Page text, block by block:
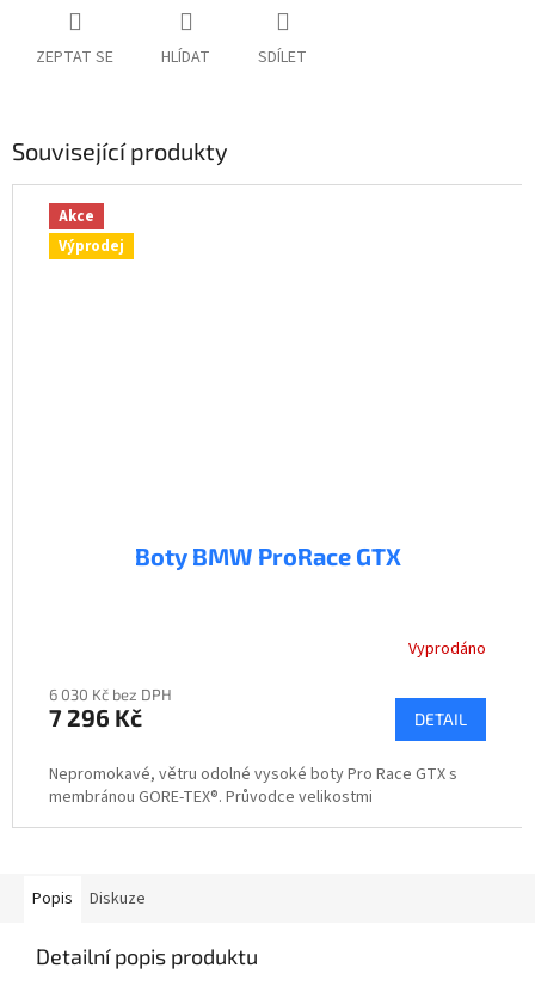
ZEPTAT SE HLÍDAT SDÍLET
Související produkty
Akce
Výprodej
Boty BMW ProRace GTX
Vyprodáno
6 030 Kč bez DPH
7 296 Kč DETAIL
Nepromokavé, větru odolné vysoké boty Pro Race GTX s
membránou GORE-TEX®. Průvodce velikostmi
Popis Diskuze
Detailní popis produktu